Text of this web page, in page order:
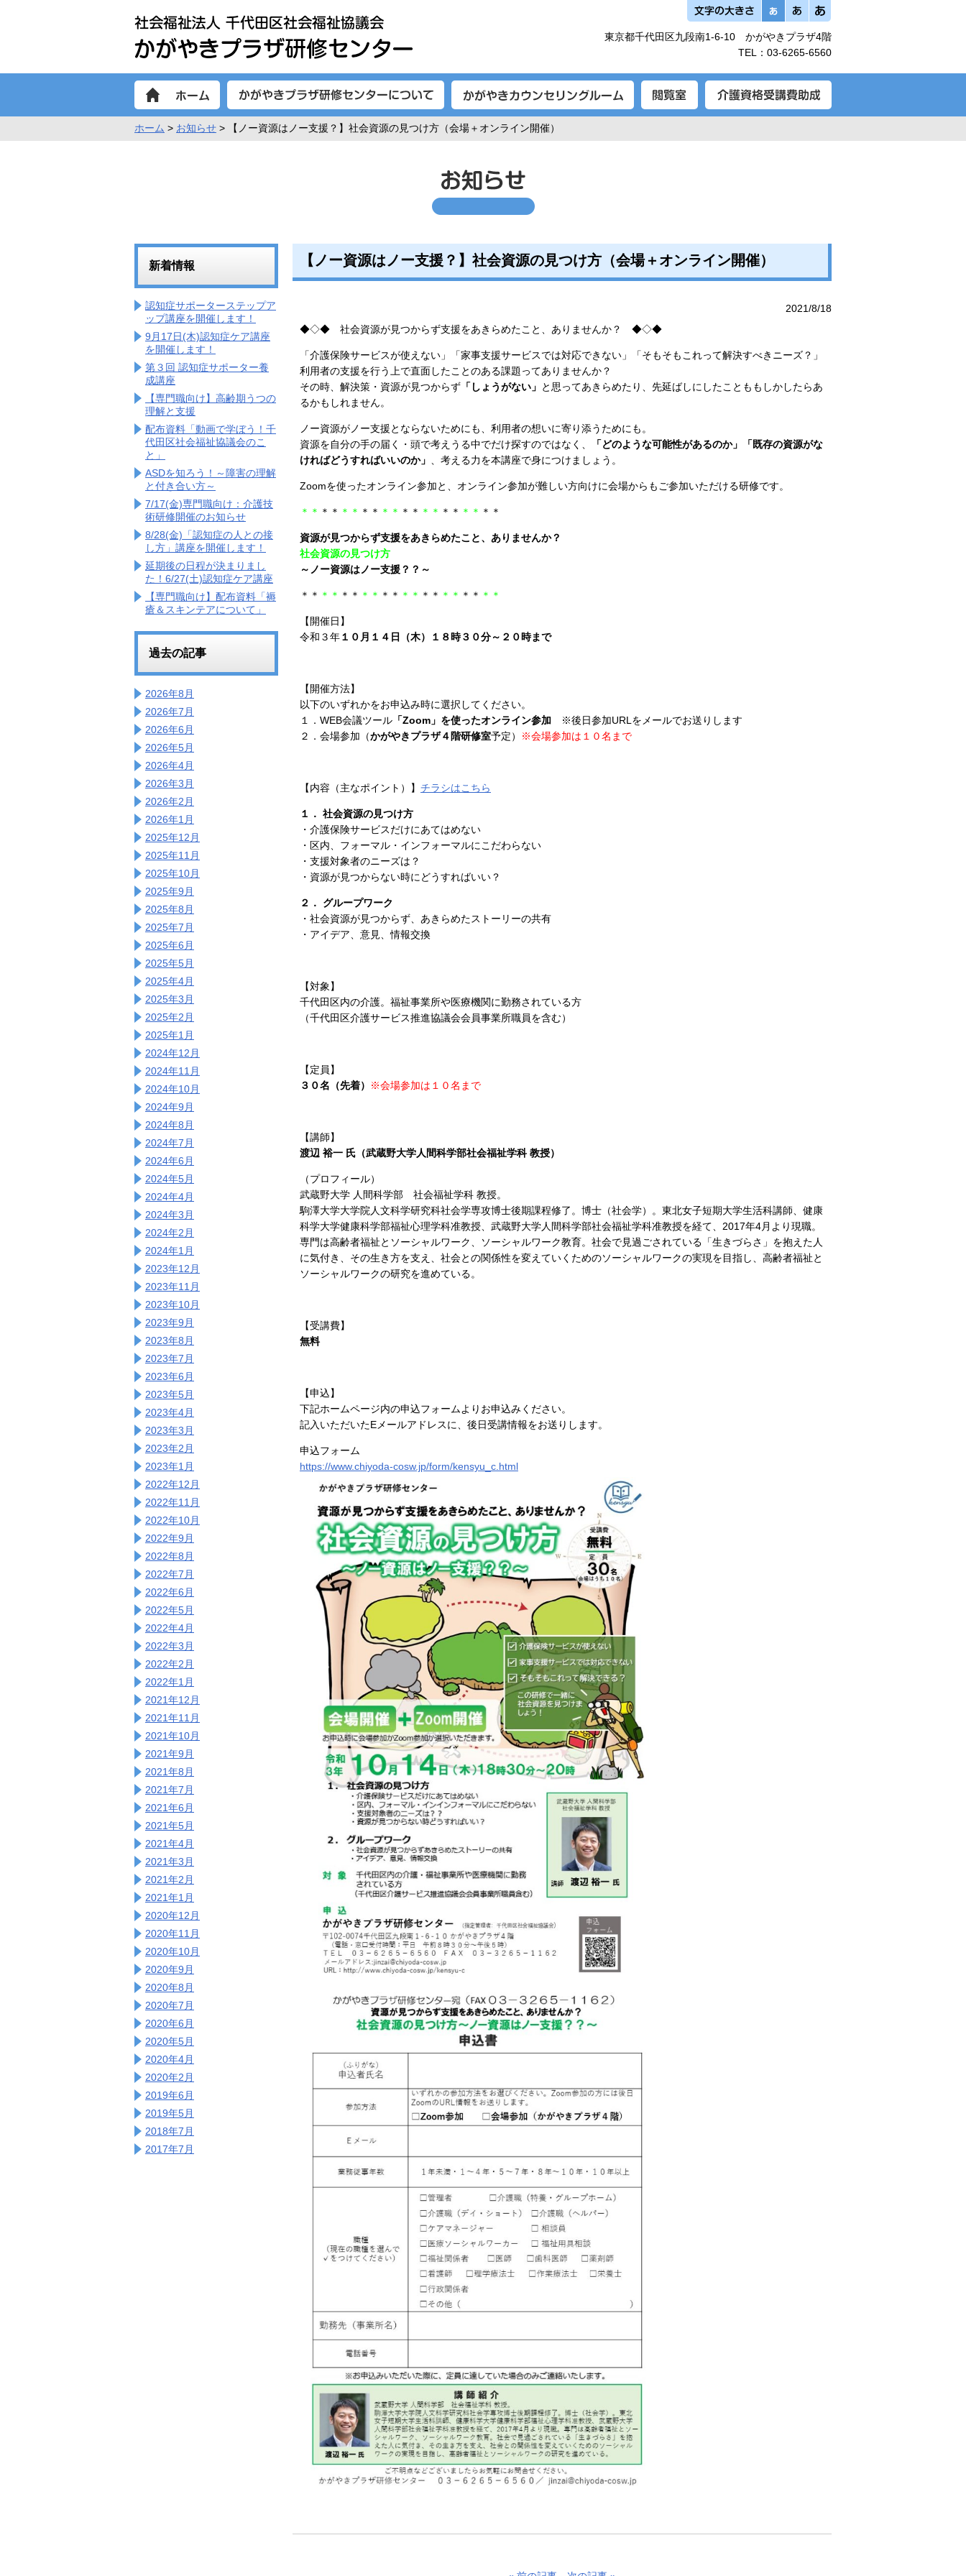
東京都千代田区九段南1-6-10 かがやきプラザ4階
TEL： 03-6265-6560
ホーム > お知らせ > 【ノー資源はノー支援？】社会資源の見つけ方（会場＋オンライン開催）
【ノー資源はノー支援？】社会資源の見つけ方（会場＋オンライン開催）
2021/8/18
◆◇◆ 社会資源が見つからず支援をあきらめたこと、ありませんか？ ◆◇◆
「介護保険サービスが使えない」「家事支援サービスでは対応できない」「そもそもこれって解決すべきニーズ？」
利用者の支援を行う上で直面したことのある課題ってありませんか？
その時、解決策・資源が見つからず 「しょうがない」 と思ってあきらめたり、先延ばしにしたことももしかしたらあ
るかもしれません。
ノー資源がノー支援とならないためにも、利用者の想いに寄り添うためにも。
資源を自分の手の届く・頭で考えうる中でだけ探すのではなく、
「どのような可能性があるのか」「既存の資源がな
ければどうすればいいのか」
、考える力を本講座で身につけましょう。
Zoomを使ったオンライン参加と、オンライン参加が難しい方向けに会場からもご参加いただける研修です。
＊＊ ＊＊ ＊＊ ＊＊ ＊＊ ＊＊ ＊＊ ＊＊ ＊＊ ＊＊
資源が見つからず支援をあきらめたこと、ありませんか？
社会資源の見つけ方
～ノー資源はノー支援？？～
＊＊ ＊＊ ＊＊ ＊＊ ＊＊ ＊＊ ＊＊ ＊＊ ＊＊ ＊＊
【開催日】
令和３年１０月１４日（木）１８時３０分～２０時まで
【開催方法】
以下のいずれかをお申込み時に選択してください。
１．WEB会議ツール 「Zoom」を使ったオンライン参加 ※後日参加URLをメールでお送りします
２．会場参加（かがやきプラザ４階研修室予定） ※会場参加は１０名まで
【内容（主なポイント）】 チラシはこちら
１． 社会資源の見つけ方
・介護保険サービスだけにあてはめない
・区内、フォーマル・インフォーマルにこだわらない
・支援対象者のニーズは？
・資源が見つからない時にどうすればいい？
２． グループワーク
・社会資源が見つからず、あきらめたストーリーの共有
・アイデア、意見、情報交換
【対象】
千代田区内の介護。福祉事業所や医療機関に勤務されている方
（千代田区介護サービス推進協議会会員事業所職員を含む）
【定員】
３０名（先着）
※会場参加は１０名まで
【講師】
渡辺 裕一 氏（武蔵野大学人間科学部社会福祉学科 教授）
（プロフィール）
武蔵野大学 人間科学部 社会福祉学科 教授。
駒澤大学大学院人文科学研究科社会学専攻博士後期課程修了。博士（社会学）。東北女子短期大学生活科講師、健康
科学大学健康科学部福祉心理学科准教授、武蔵野大学人間科学部社会福祉学科准教授を経て、2017年4月より現職。
専門は高齢者福祉とソーシャルワーク、ソーシャルワーク教育。社会で見過ごされている「生きづらさ」を抱えた人
に気付き、その生き方を支え、社会との関係性を変えていくためのソーシャルワークの実現を目指し、高齢者福祉と
ソーシャルワークの研究を進めている。
【受講費】
無料
【申込】
下記ホームページ内の申込フォームよりお申込みください。
記入いただいたEメールアドレスに、後日受講情報をお送りします。
申込フォーム
https://www.chiyoda-cosw.jp/form/kensyu_c.html
新着情報
認知症サポーターステップア
ップ講座を開催します！
9月17日(木)認知症ケア講座
を開催します！
第３回 認知症サポーター養
成講座
【専門職向け】高齢期うつの
理解と支援
配布資料「動画で学ぼう！千
代田区社会福祉協議会のこ
と」
ASDを知ろう！～障害の理解
と付き合い方～
7/17(金)専門職向け：介護技
術研修開催のお知らせ
8/28(金)「認知症の人との接
し方」講座を開催します！
延期後の日程が決まりまし
た！6/27(土)認知症ケア講座
【専門職向け】配布資料「褥
瘡＆スキンテアについて」
過去の記事
2026年8月
2026年7月
2026年6月
2026年5月
2026年4月
2026年3月
2026年2月
2026年1月
2025年12月
2025年11月
2025年10月
2025年9月
2025年8月
2025年7月
2025年6月
2025年5月
2025年4月
2025年3月
2025年2月
2025年1月
2024年12月
2024年11月
2024年10月
2024年9月
2024年8月
2024年7月
2024年6月
2024年5月
2024年4月
2024年3月
2024年2月
2024年1月
2023年12月
2023年11月
2023年10月
2023年9月
2023年8月
2023年7月
2023年6月
2023年5月
2023年4月
2023年3月
2023年2月
2023年1月
2022年12月
2022年11月
2022年10月
2022年9月
2022年8月
2022年7月
2022年6月
2022年5月
2022年4月
2022年3月
2022年2月
2022年1月
2021年12月
2021年11月
2021年10月
2021年9月
2021年8月
2021年7月
2021年6月
2021年5月
2021年4月
2021年3月
2021年2月
2021年1月
2020年12月
2020年11月
2020年10月
2020年9月
2020年8月
2020年7月
2020年6月
2020年5月
2020年4月
2020年2月
2019年6月
2019年5月
2018年7月
2017年7月